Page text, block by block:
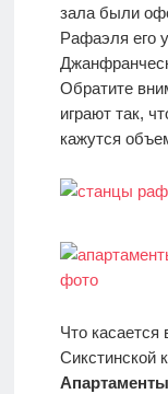
зала были
Рафаэля его
Обратите
играют так,
кажутся
Что касается
Сикстинской